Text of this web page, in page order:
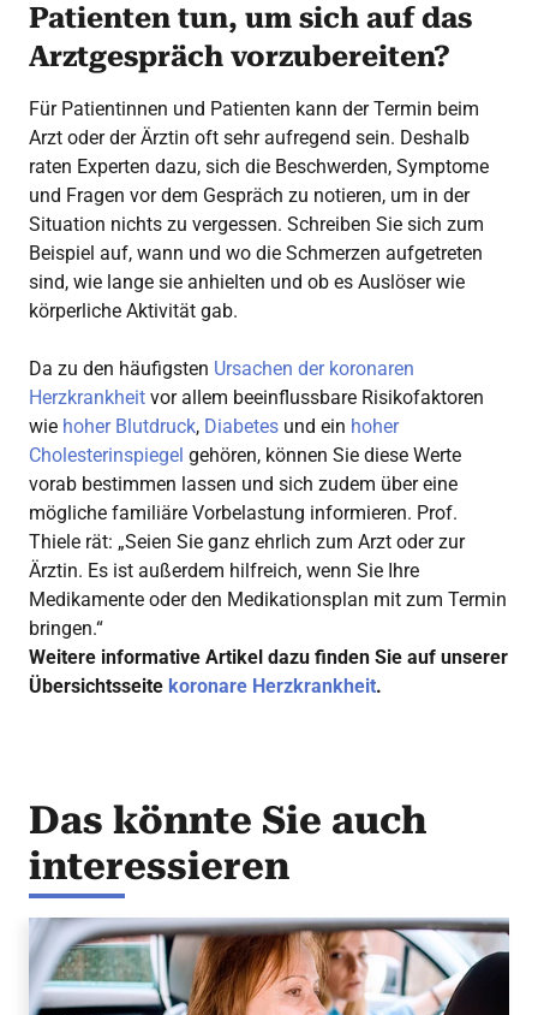
Patienten tun, um sich auf das
Arztgespräch vorzubereiten?
Für Patientinnen und Patienten kann der Termin beim
Arzt oder der Ärztin oft sehr aufregend sein. Deshalb
raten Experten dazu, sich die Beschwerden, Symptome
und Fragen vor dem Gespräch zu notieren, um in der
Situation nichts zu vergessen. Schreiben Sie sich zum
Beispiel auf, wann und wo die Schmerzen aufgetreten
sind, wie lange sie anhielten und ob es Auslöser wie
körperliche Aktivität gab.
Da zu den häufigsten Ursachen der koronaren
Herzkrankheit vor allem beeinflussbare Risikofaktoren
wie hoher Blutdruck, Diabetes und ein hoher
Cholesterinspiegel gehören, können Sie diese Werte
vorab bestimmen lassen und sich zudem über eine
mögliche familiäre Vorbelastung informieren. Prof.
Thiele rät: „Seien Sie ganz ehrlich zum Arzt oder zur
Ärztin. Es ist außerdem hilfreich, wenn Sie Ihre
Medikamente oder den Medikationsplan mit zum Termin
bringen.“
Weitere informative Artikel dazu finden Sie auf unserer
Übersichtsseite koronare Herzkrankheit.
Das könnte Sie auch
interessieren